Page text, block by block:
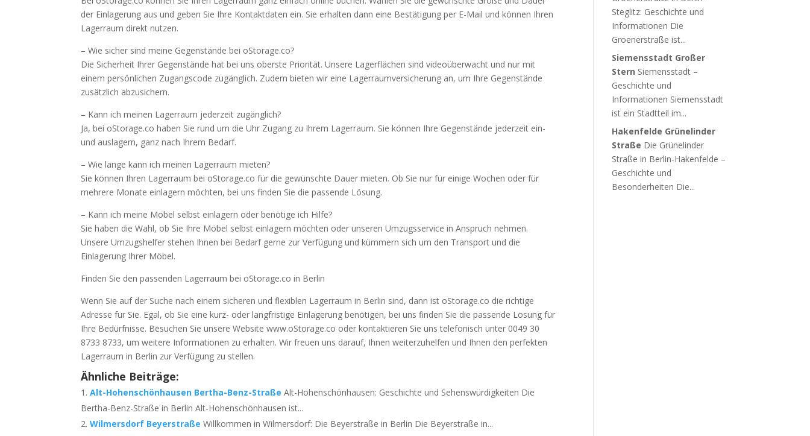
der Einlagerung aus und geben Sie Ihre Kontaktdaten ein. Sie erhalten dann eine Bestätigung per E-Mail und können Ihren
Lagerraum direkt nutzen.
– Wie sicher sind meine Gegenstände bei oStorage.co?
Die Sicherheit Ihrer Gegenstände hat bei uns oberste Priorität. Unsere Lagerflächen sind videoüberwacht und nur mit
einem persönlichen Zugangscode zugänglich. Zudem bieten wir eine Lagerraumversicherung an, um Ihre Gegenstände
zusätzlich abzusichern.
– Kann ich meinen Lagerraum jederzeit zugänglich?
Ja, bei oStorage.co haben Sie rund um die Uhr Zugang zu Ihrem Lagerraum. Sie können Ihre Gegenstände jederzeit ein-
und auslagern, ganz nach Ihrem Bedarf.
– Wie lange kann ich meinen Lagerraum mieten?
Sie können Ihren Lagerraum bei oStorage.co für die gewünschte Dauer mieten. Ob Sie nur für einige Wochen oder für
mehrere Monate einlagern möchten, bei uns finden Sie die passende Lösung.
– Kann ich meine Möbel selbst einlagern oder benötige ich Hilfe?
Sie haben die Wahl, ob Sie Ihre Möbel selbst einlagern möchten oder unseren Umzugsservice in Anspruch nehmen.
Unsere Umzugshelfer stehen Ihnen bei Bedarf gerne zur Verfügung und kümmern sich um den Transport und die
Einlagerung Ihrer Möbel.
Finden Sie den passenden Lagerraum bei oStorage.co in Berlin
Wenn Sie auf der Suche nach einem sicheren und flexiblen Lagerraum in Berlin sind, dann ist oStorage.co die richtige
Adresse für Sie. Egal, ob Sie eine kurz- oder langfristige Einlagerung benötigen, bei uns finden Sie die passende Lösung für
Ihre Bedürfnisse. Besuchen Sie unsere Website www.oStorage.co oder kontaktieren Sie uns telefonisch unter 0049 30
8733 8733, um weitere Informationen zu erhalten. Wir freuen uns darauf, Ihnen weiterzuhelfen und Ihnen den perfekten
Lagerraum in Berlin zur Verfügung zu stellen.
Ähnliche Beiträge:
Alt-Hohenschönhausen Bertha-Benz-Straße Alt-Hohenschönhausen: Geschichte und Sehenswürdigkeiten Die
Bertha-Benz-Straße in Berlin Alt-Hohenschönhausen ist...
Wilmersdorf Beyerstraße Willkommen in Wilmersdorf: Die Beyerstraße in Berlin Die Beyerstraße in...
Steglitz: Geschichte und
Informationen Die
Groenerstraße ist...
Siemensstadt Großer
Stern Siemensstadt –
Geschichte und
Informationen Siemensstadt
ist ein Stadtteil im...
Hakenfelde Grünelinder
Straße Die Grünelinder
Straße in Berlin-Hakenfelde –
Geschichte und
Besonderheiten Die...